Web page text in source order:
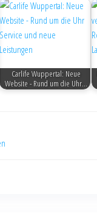
Carlife Wuppertal: Neue
Website - Rund um die Uhr…